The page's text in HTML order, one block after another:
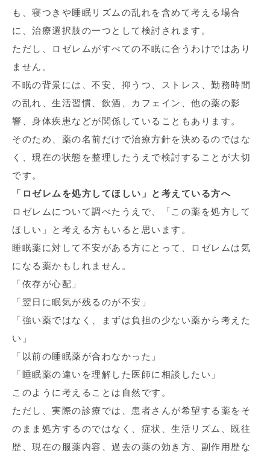
も、寝つきや睡眠リズムの乱れを含めて考える場合
に、治療選択肢の一つとして検討されます。
ただし、ロゼレムがすべての不眠に合うわけではあり
ません。
不眠の背景には、不安、抑うつ、ストレス、勤務時間
の乱れ、生活習慣、飲酒、カフェイン、他の薬の影
響、身体疾患などが関係していることもあります。
そのため、薬の名前だけで治療方針を決めるのではな
く、現在の状態を整理したうえで検討することが大切
です。
「ロゼレムを処方してほしい」と考えている方へ
ロゼレムについて調べたうえで、「この薬を処方して
ほしい」と考える方もいると思います。
睡眠薬に対して不安がある方にとって、ロゼレムは気
になる薬かもしれません。
「依存が心配」
「翌日に眠気が残るのが不安」
「強い薬ではなく、まずは負担の少ない薬から考えた
い」
「以前の睡眠薬が合わなかった」
「睡眠薬の違いを理解した医師に相談したい」
このように考えることは自然です。
ただし、実際の診療では、患者さんが希望する薬をそ
のまま処方するのではなく、症状、生活リズム、既往
歴、現在の服薬内容、過去の薬の効き方、副作用歴な